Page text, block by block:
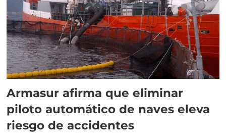
Armasur afirma que eliminar
piloto automático de naves eleva
riesgo de accidentes